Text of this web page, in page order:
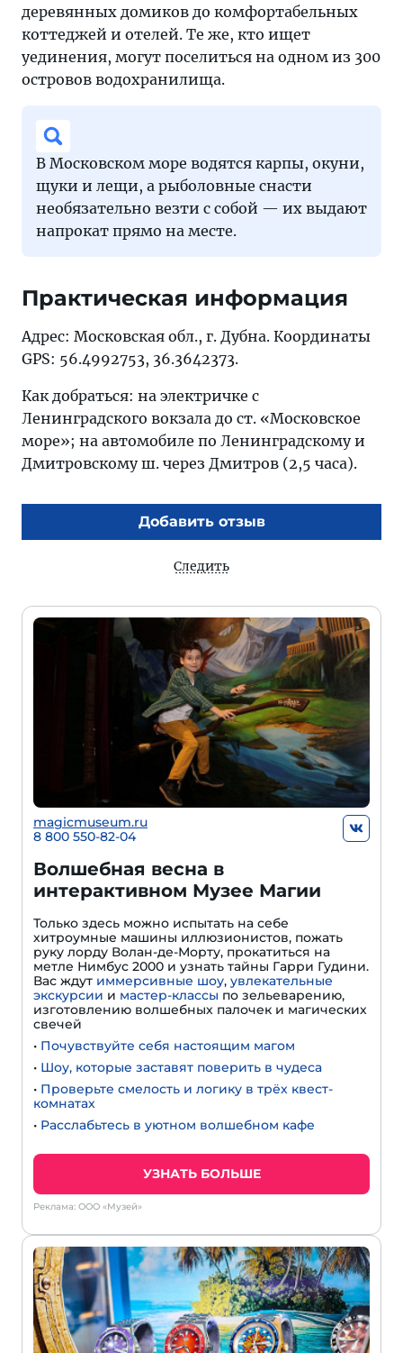
деревянных домиков до комфортабельных
коттеджей и отелей. Те же, кто ищет
уединения, могут поселиться на одном из 300
островов водохранилища.
В Московском море водятся карпы, окуни,
щуки и лещи, а рыболовные снасти
необязательно везти с собой — их выдают
напрокат прямо на месте.
Практическая информация
Адрес: Московская обл., г. Дубна. Координаты
GPS: 56.4992753, 36.3642373.
Как добраться: на электричке с
Ленинградского вокзала до ст. «Московское
море»; на автомобиле по Ленинградскому и
Дмитровскому ш. через Дмитров (2,5 часа).
Добавить отзыв
Следить
magicmuseum.ru
8 800 550-82-04
Волшебная весна в
интерактивном Музее Магии
Только здесь можно испытать на себе
хитроумные машины иллюзионистов, пожать
руку лорду Волан-де-Морту, прокатиться на
метле Нимбус 2000 и узнать тайны Гарри Гудини.
Вас ждут иммерсивные шоу, увлекательные
экскурсии и мастер-классы по зельеварению,
изготовлению волшебных палочек и магических
свечей
• Почувствуйте себя настоящим магом
• Шоу, которые заставят поверить в чудеса
• Проверьте смелость и логику в трёх квест-
комнатах
• Расслабьтесь в уютном волшебном кафе
УЗНАТЬ БОЛЬШЕ
Реклама: ООО «Музей»